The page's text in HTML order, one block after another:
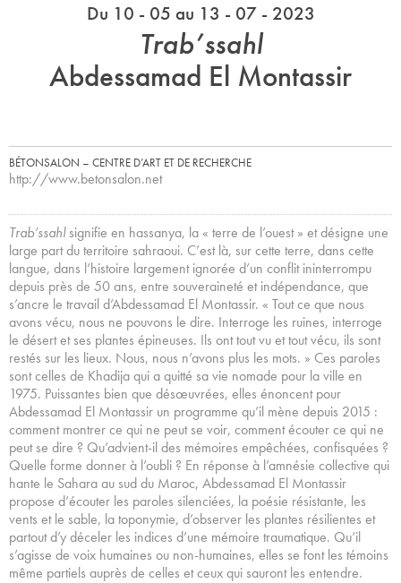
Du 10 - 05 au 13 - 07 - 2023
Trab’ssahl
Abdessamad El Montassir
BÉTONSALON – CENTRE D’ART ET DE RECHERCHE
http://www.betonsalon.net
Trab’ssahlsignifie en hassanya, la « terre de l’ouest » et désigne une
large part du territoire sahraoui. C’est là, sur cette terre, dans cette
langue, dans l’histoire largement ignorée d’un conflit ininterrompu
depuis près de 50 ans, entre souveraineté et indépendance, que
s’ancre le travail d’Abdessamad El Montassir. « Tout ce que nous
avons vécu, nous ne pouvons le dire. Interroge les ruines, interroge
le désert et ses plantes épineuses. Ils ont tout vu et tout vécu, ils sont
restés sur les lieux. Nous, nous n’avons plus les mots. » Ces paroles
sont celles de Khadija qui a quitté sa vie nomade pour la ville en
1975. Puissantes bien que désœuvrées, elles énoncent pour
Abdessamad El Montassir un programme qu’il mène depuis 2015 :
comment montrer ce qui ne peut se voir, comment écouter ce qui ne
peut se dire ? Qu’advient-il des mémoires empêchées, confisquées ?
Quelle forme donner à l’oubli ? En réponse à l’amnésie collective qui
hante le Sahara au sud du Maroc, Abdessamad El Montassir
propose d’écouter les paroles silenciées, la poésie résistante, les
vents et le sable, la toponymie, d’observer les plantes résilientes et
partout d’y déceler les indices d’une mémoire traumatique. Qu’il
s’agisse de voix humaines ou non-humaines, elles se font les témoins
même partiels auprès de celles et ceux qui sauront les entendre.